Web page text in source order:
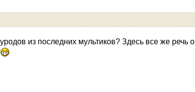
из последних мультиков? Здесь все же речь о